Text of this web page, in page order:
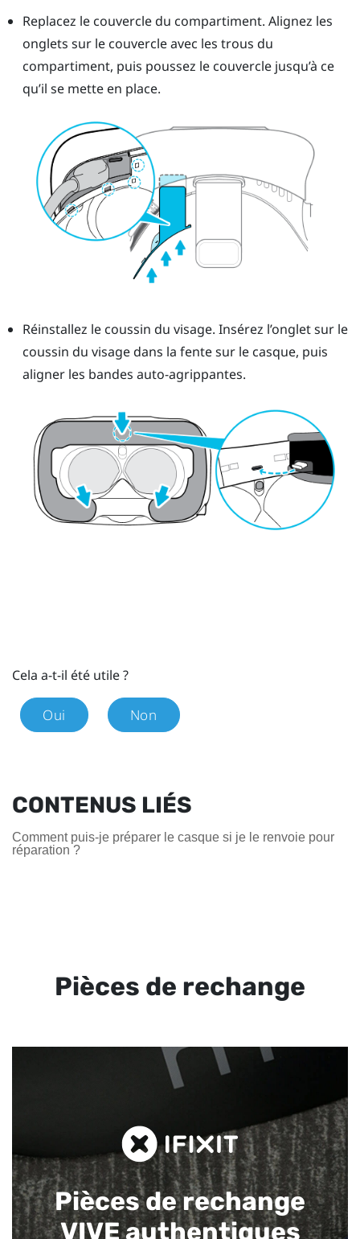
Replacez le couvercle du compartiment. Alignez les
onglets sur le couvercle avec les trous du
compartiment, puis poussez le couvercle jusqu’à ce
qu’il se mette en place.
Réinstallez le coussin du visage. Insérez l’onglet sur le
coussin du visage dans la fente sur le casque, puis
aligner les bandes auto-agrippantes.
Cela a-t-il été utile ?
Oui Non
CONTENUS LIÉS
Comment puis-je préparer le casque si je le renvoie pour
réparation ?
Pièces de rechange
Pièces de rechange
VIVE authentiques​